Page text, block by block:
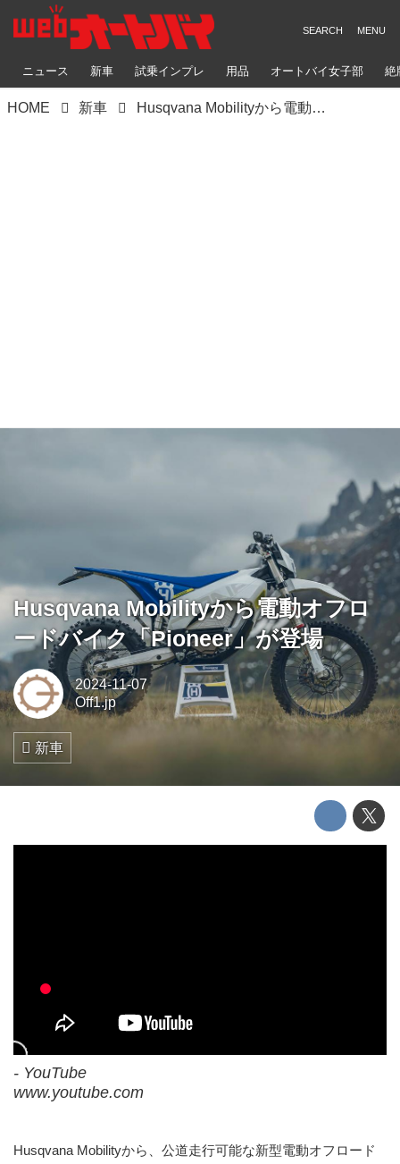
ニュース 新車 試乗インプレ 用品 オートバイ女子部 絶
HOME 新車 Husqvana Mobilityから電動オフロードバイク「Pioneer」が登場
Husqvana Mobilityから電動オフロ
ードバイク「Pioneer」が登場
2024-11-07
Off1.jp
新車
- YouTube
www.youtube.com
Husqvana Mobilityから、公道走行可能な新型電動オフロード